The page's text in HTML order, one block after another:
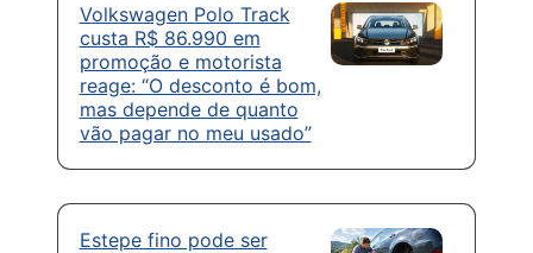
Volkswagen Polo Track
custa R$ 86.990 em
promoção e motorista
reage: “O desconto é bom,
mas depende de quanto
vão pagar no meu usado”
Estepe fino pode ser